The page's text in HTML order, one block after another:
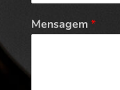
Mensagem *